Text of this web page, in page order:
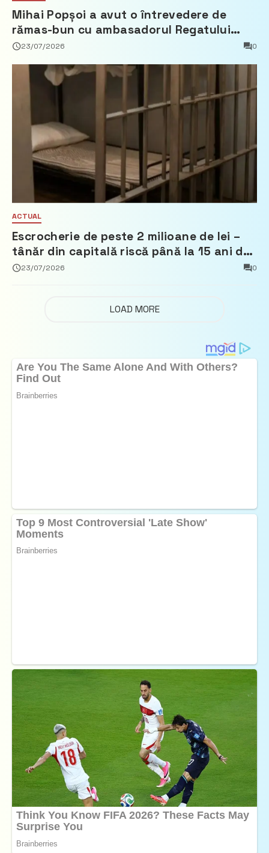
Mihai Popșoi a avut o întrevedere de
rămas-bun cu ambasadorul Regatului
Țărilor de Jos, Fred Duijn
23/07/2026 0
ACTUAL
Escrocherie de peste 2 milioane de lei –
tânăr din capitală riscă până la 15 ani de
închisoare
23/07/2026 0
LOAD MORE